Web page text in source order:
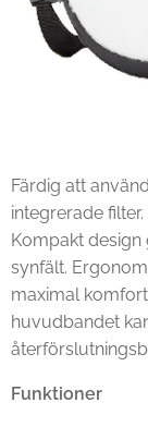
Färdig att
integrerade
Kompakt
synfält.
maximal
huvudbandet
Funktioner